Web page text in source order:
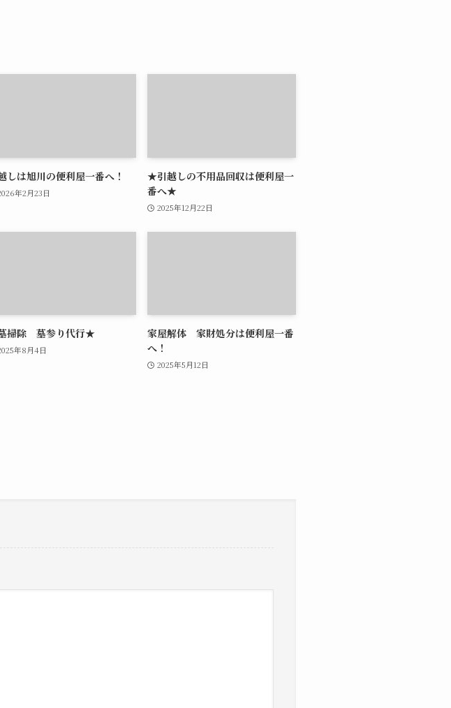
しは旭川の便利屋一番へ！
年2月23日
★引越しの不用品回収は便利屋一
番へ★
2025年12月22日
掃除 墓参り代行★
年8月4日
家屋解体 家財処分は便利屋一番
へ！
2025年5月12日